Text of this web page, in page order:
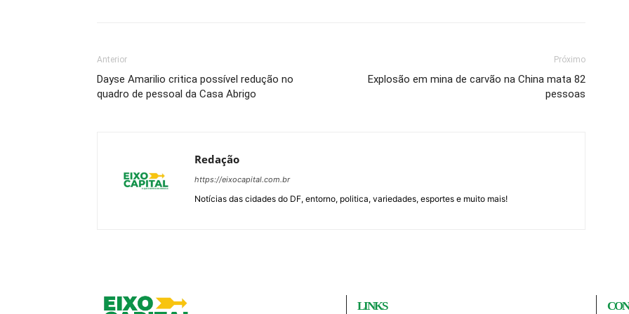
Anterior
Dayse Amarilio critica possível redução no
quadro de pessoal da Casa Abrigo
Próximo
Explosão em mina de carvão na China mata 82
pessoas
Redação
https://eixocapital.com.br
Notícias das cidades do DF, entorno, politica, variedades, esportes e muito mais!
LINKS